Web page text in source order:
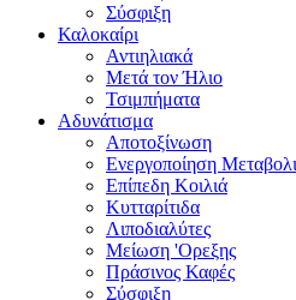
Σύσφιξη
Καλοκαίρι
Αντιηλιακά
Μετά τον Ήλιο
Τσιμπήματα
Αδυνάτισμα
Αποτοξίνωση
Ενεργοποίηση
Επίπεδη Κοιλιά
Κυτταρίτιδα
Λιποδιαλύτες
Μείωση 'Ορεξης
Πράσινος Καφές
Σύσφιξη